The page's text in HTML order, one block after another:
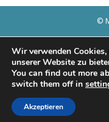
©
Wir verwenden
unserer Website zu
You can find out more
switch them off in
Akzeptieren